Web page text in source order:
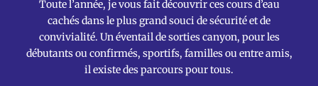
Toute l’année, je vous fait découvrir ces cours d’eau
cachés dans le plus grand souci de sécurité et de
convivialité. Un éventail de sorties canyon, pour les
débutants ou confirmés, sportifs, familles ou entre amis,
il existe des parcours pour tous.